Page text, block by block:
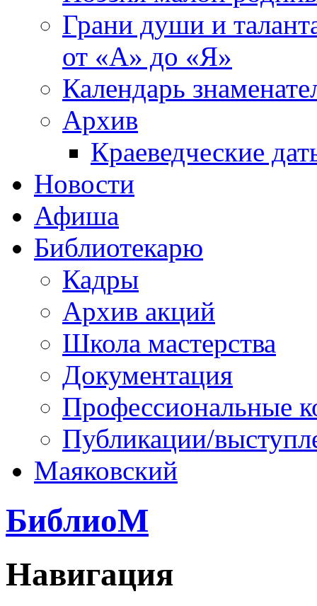
Грани души и
от «А» до «Я»
Календарь
Архив
Краеведческие
Новости
Афиша
Библиотекарю
Кадры
Архив акций
Школа мастерства
Документация
Профессиональные
Публикации/
Маяковский
БиблиоМ
Навигация